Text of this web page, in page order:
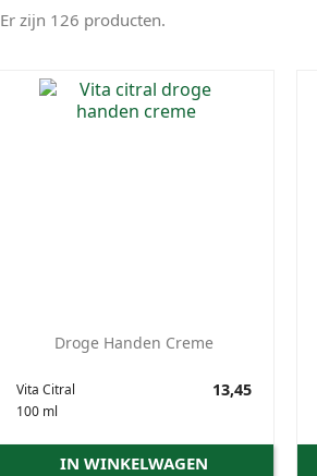
Er zijn 126 producten.
Droge Handen Creme
Vita Citral
100 ml
Prijs
13,45
IN WINKELWAGEN